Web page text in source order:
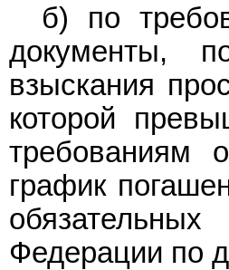
б) по
документы,
взыскания
которой
требованиям
график
Федерации по